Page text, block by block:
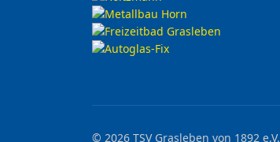
© 2026 TSV Grasleben von 1892 e.V.